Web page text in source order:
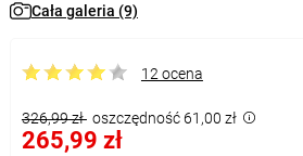
Cała galeria (9)
12 ocena
326,99 zł oszczędność 61,00 zł
265,99 zł